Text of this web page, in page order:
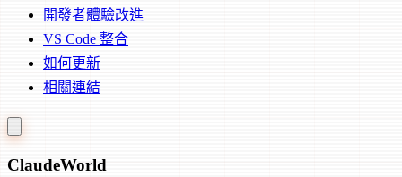
開發者體驗改進
VS Code 整合
如何更新
相關連結
ClaudeWorld